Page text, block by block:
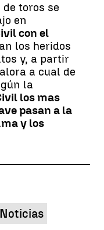
toros se
en
con el
los heridos
y, a partir
a cual de
la
los mas
pasan a la
y los